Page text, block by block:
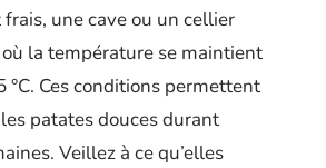
une cave ou un cellier
la température se maintient
°C. Ces conditions permettent
patates douces durant
Veillez à ce qu’elles